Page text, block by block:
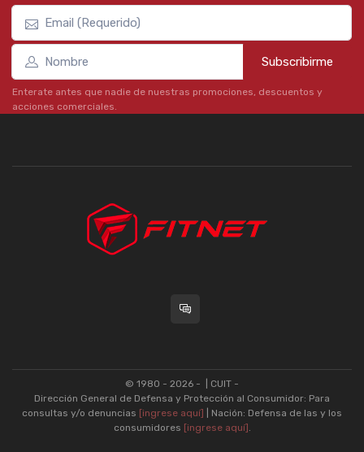
Subscribirme
Enterate antes que nadie de nuestras promociones, descuentos y
acciones comerciales.
© 1980 - 2026 -
| CUIT -
Dirección General de Defensa y Protección al Consumidor: Para
consultas y/o denuncias [ingrese aquí]
| Nación: Defensa de las y los
consumidores [ingrese aquí] .